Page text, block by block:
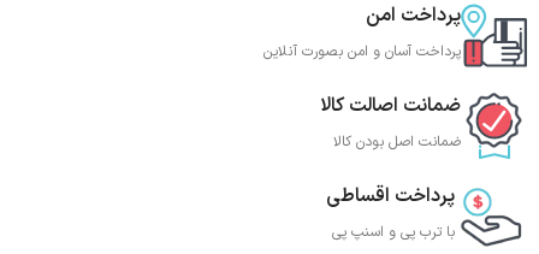
پرداخت امن
پرداخت آسان و امن بصورت آنلاین
ضمانت اصالت کالا
ضمانت اصل بودن کالا
پرداخت اقساطی
با ترب‌ پی و اسنپ پی